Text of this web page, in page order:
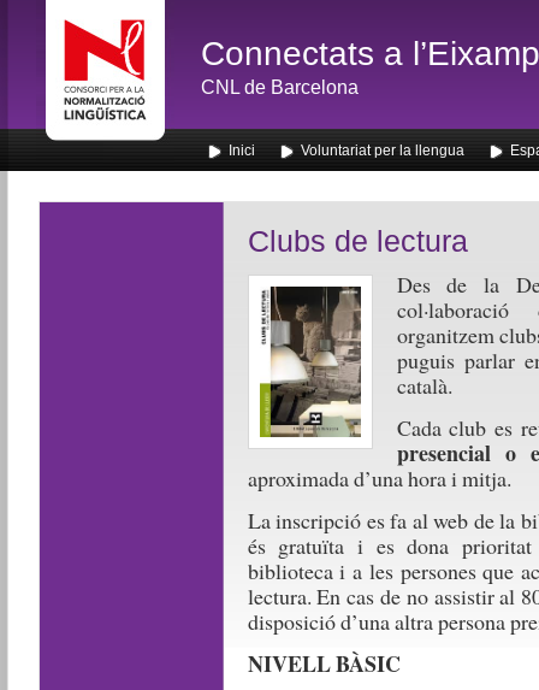
Connectats a
CNL de Barcelona
Inici Voluntariat per la llengua
Clubs de lectura
Des de la
organitzem
puguis parlar
català.
Cada club es
presencial o
aproximada d’una hora i mitja.
La inscripció es fa al web de la
és gratuïta i es dona
biblioteca i a les persones que
lectura. En cas de no assistir al
disposició d’una altra persona
NIVELL BÀSIC